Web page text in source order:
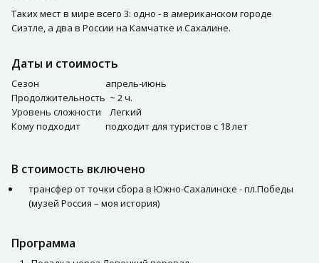
Таких мест в мире всего 3: одно - в американском городе
Сиэтле, а два в России на Камчатке и Сахалине.
Даты и стоимость
Сезон
апрель-июнь
Продолжительность ~ 2 ч.
Уровень сложности
Легкий
Кому подходит
подходит для туристов с 18 лет
В стоимость включено
трансфер от точки сбора в Южно-Сахалинске - пл.Победы
(музей Россия – моя история)
Программа